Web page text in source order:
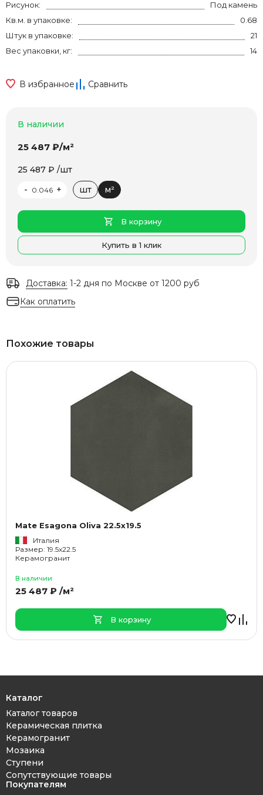
Рисунок:
Под камень
Кв.м. в упаковке:
0.68
Штук в упаковке:
21
Вес упаковки, кг:
14
В избранное Сравнить
В наличии
25 487 ₽/м²
25 487 ₽ /шт
-
+ шт м²
В корзину
Купить в 1 клик
Доставка: 1-2 дня по Москве от 1200 руб
Как оплатить
Похожие товары
Mate Esagona Oliva 22.5x19.5
Италия
Размер: 19.5x22.5
Керамогранит
В наличии
25 487 ₽ /м²
В корзину
Каталог
Каталог товаров
Керамическая плитка
Керамогранит
Мозаика
Ступени
Сопутствующие товары
Покупателям